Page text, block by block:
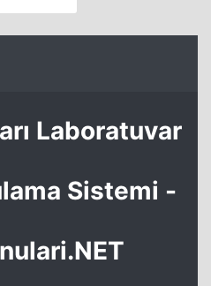
Laboratuvar
Sistemi -